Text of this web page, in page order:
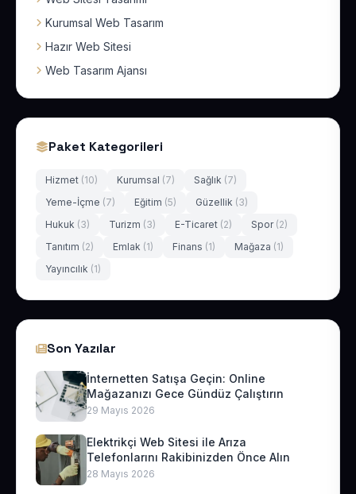
Kurumsal Web Tasarım
Hazır Web Sitesi
Web Tasarım Ajansı
Paket Kategorileri
Hizmet (10) Kurumsal (7) Sağlık (7)
Yeme-İçme (7) Eğitim (5) Güzellik (3)
Hukuk (3) Turizm (3) E-Ticaret (2) Spor (2)
Tanıtım (2) Emlak (1) Finans (1) Mağaza (1)
Yayıncılık (1)
Son Yazılar
İnternetten Satışa Geçin: Online
Mağazanızı Gece Gündüz Çalıştırın
29 Mayıs 2026
Elektrikçi Web Sitesi ile Arıza
Telefonlarını Rakibinizden Önce Alın
28 Mayıs 2026